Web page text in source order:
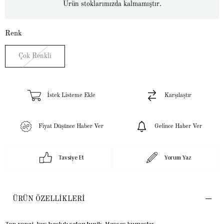
Ürün stoklarımızda kalmamıştır.
Renk
Çok Renkli
İstek Listeme Ekle Karşılaştır
Fiyat Düşünce Haber Ver Gelince Haber Ver
Tavsiye Et Yorum Yaz
ÜRÜN ÖZELLIKLERI